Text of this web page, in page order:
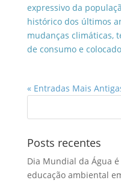
expressivo da
histórico dos últimos
mudanças climáticas,
de consumo e
« Entradas Mais
Posts recentes
Dia Mundial da Água
educação ambiental